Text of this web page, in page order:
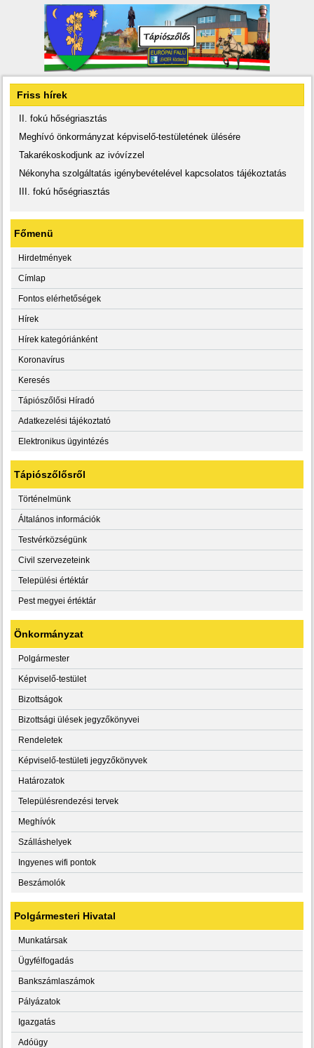
Friss hírek
II. fokú hőségriasztás
Meghívó önkormányzat képviselő-testületének ülésére
Takarékoskodjunk az ivóvízzel
Nékonyha szolgáltatás igénybevételével kapcsolatos tájékoztatás
III. fokú hőségriasztás
Főmenü
Hirdetmények
Címlap
Fontos elérhetőségek
Hírek
Hírek kategóriánként
Koronavírus
Keresés
Tápiószőlősi Híradó
Adatkezelési tájékoztató
Elektronikus ügyintézés
Tápiószőlősről
Történelmünk
Általános információk
Testvérközségünk
Civil szervezeteink
Települési értéktár
Pest megyei értéktár
Önkormányzat
Polgármester
Képviselő-testület
Bizottságok
Bizottsági ülések jegyzőkönyvei
Rendeletek
Képviselő-testületi jegyzőkönyvek
Határozatok
Településrendezési tervek
Meghívók
Szálláshelyek
Ingyenes wifi pontok
Beszámolók
Polgármesteri Hivatal
Munkatársak
Ügyfélfogadás
Bankszámlaszámok
Pályázatok
Igazgatás
Adóügy